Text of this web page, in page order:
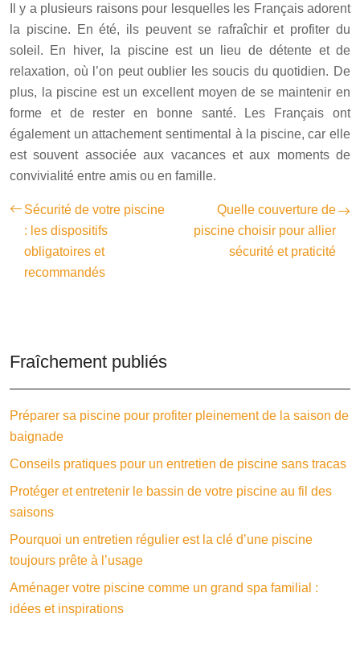
Il y a plusieurs raisons pour lesquelles les Français adorent
la piscine. En été, ils peuvent se rafraîchir et profiter du
soleil. En hiver, la piscine est un lieu de détente et de
relaxation, où l’on peut oublier les soucis du quotidien. De
plus, la piscine est un excellent moyen de se maintenir en
forme et de rester en bonne santé. Les Français ont
également un attachement sentimental à la piscine, car elle
est souvent associée aux vacances et aux moments de
convivialité entre amis ou en famille.
Sécurité de votre piscine
: les dispositifs
obligatoires et
recommandés
Quelle couverture de
piscine choisir pour allier
sécurité et praticité
Fraîchement publiés
Préparer sa piscine pour profiter pleinement de la saison de
baignade
Conseils pratiques pour un entretien de piscine sans tracas
Protéger et entretenir le bassin de votre piscine au fil des
saisons
Pourquoi un entretien régulier est la clé d’une piscine
toujours prête à l’usage
Aménager votre piscine comme un grand spa familial :
idées et inspirations